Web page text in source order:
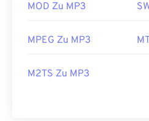
MOD Zu MP3
MPEG Zu MP3
M2TS Zu MP3